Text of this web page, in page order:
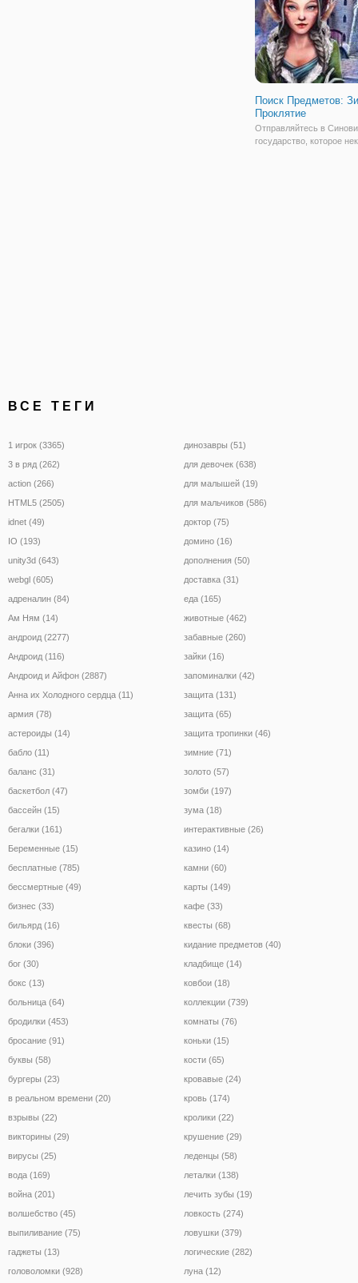
машина
Поиск Предметов:
Проклятие
Отправляйтесь в
государство, которое
ВСЕ ТЕГИ
1 игрок (3365)
3 в ряд (262)
action (266)
HTML5 (2505)
idnet (49)
IO (193)
unity3d (643)
webgl (605)
адреналин (84)
Ам Ням (14)
андроид (2277)
Андроид (116)
Андроид и Айфон (2887)
Анна их Холодного сердца (11)
армия (78)
астероиды (14)
бабло (11)
баланс (31)
баскетбол (47)
бассейн (15)
бегалки (161)
Беременные (15)
бесплатные (785)
бессмертные (49)
бизнес (33)
бильярд (16)
блоки (396)
бог (30)
бокс (13)
больница (64)
бродилки (453)
бросание (91)
буквы (58)
бургеры (23)
в реальном времени (20)
взрывы (22)
викторины (29)
вирусы (25)
вода (169)
война (201)
волшебство (45)
выпиливание (75)
гаджеты (13)
головоломки (928)
динозавры (51)
для девочек (638)
для малышей (19)
для мальчиков (586)
доктор (75)
домино (16)
дополнения (50)
доставка (31)
еда (165)
животные (462)
забавные (260)
зайки (16)
запоминалки (42)
защита (131)
защита (65)
защита тропинки (46)
зимние (71)
золото (57)
зомби (197)
зума (18)
интерактивные (26)
казино (14)
камни (60)
карты (149)
кафе (33)
квесты (68)
кидание предметов (40)
кладбище (14)
ковбои (18)
коллекции (739)
комнаты (76)
коньки (15)
кости (65)
кровавые (24)
кровь (174)
кролики (22)
крушение (29)
леденцы (58)
леталки (138)
лечить зубы (19)
ловкость (274)
ловушки (379)
логические (282)
луна (12)